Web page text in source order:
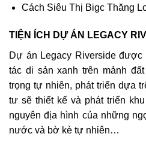
Cách Siêu Thị Bigc Thăng
TIỆN ÍCH DỰ ÁN LEGACY
Dự án Legacy Riverside
tác di sản xanh trên mảnh
trọng tự nhiên, phát triển dựa
tư sẽ thiết kế và phát triển
nguyên địa hình của những
nước và bờ kè tự nhiên…